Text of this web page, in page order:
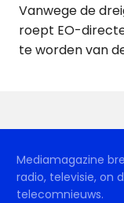
Vanwege de
roept EO-
te worden van
Mediamagazine
radio, televisie, on
telecomnieuws.